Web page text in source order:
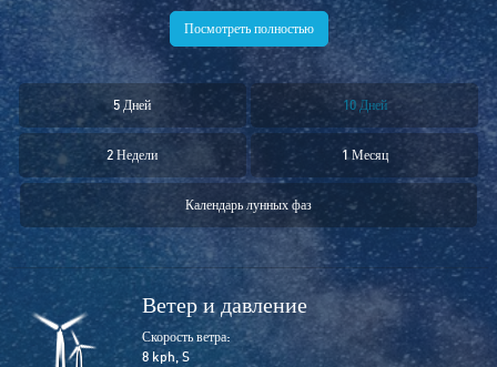
Посмотреть полностью
5 Дней 10 Дней
2 Недели 1 Месяц
Календарь лунных фаз
Ветер и давление
Скорость ветра:
8 kph, S